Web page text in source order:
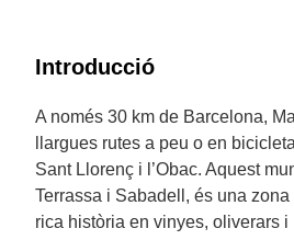
Introducció
A només 30 km de Barcelona,
llargues rutes a peu o en
Sant Llorenç i l’Obac. Aquest
Terrassa i Sabadell, és una
rica història en vinyes, oliverars